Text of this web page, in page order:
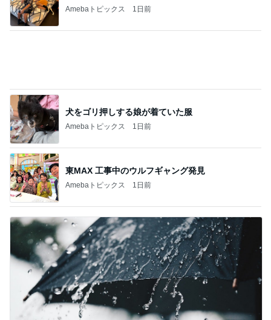
Amebaトピックス 1日前
東MAX 工事中のウルフギャング発見
Amebaトピックス 1日前
これ以上裏切られたら壊れる私
Amebaトピックス 1日前